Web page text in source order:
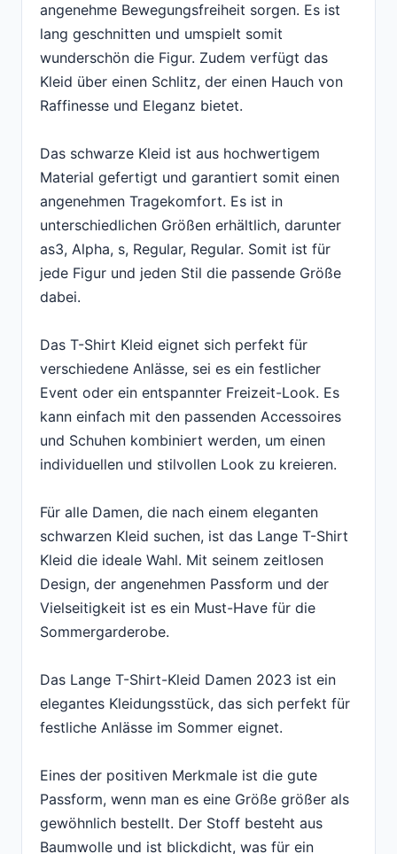
angenehme Bewegungsfreiheit sorgen. Es ist
lang geschnitten und umspielt somit
wunderschön die Figur. Zudem verfügt das
Kleid über einen Schlitz, der einen Hauch von
Raffinesse und Eleganz bietet.
Das schwarze Kleid ist aus hochwertigem
Material gefertigt und garantiert somit einen
angenehmen Tragekomfort. Es ist in
unterschiedlichen Größen erhältlich, darunter
as3, Alpha, s, Regular, Regular. Somit ist für
jede Figur und jeden Stil die passende Größe
dabei.
Das T-Shirt Kleid eignet sich perfekt für
verschiedene Anlässe, sei es ein festlicher
Event oder ein entspannter Freizeit-Look. Es
kann einfach mit den passenden Accessoires
und Schuhen kombiniert werden, um einen
individuellen und stilvollen Look zu kreieren.
Für alle Damen, die nach einem eleganten
schwarzen Kleid suchen, ist das Lange T-Shirt
Kleid die ideale Wahl. Mit seinem zeitlosen
Design, der angenehmen Passform und der
Vielseitigkeit ist es ein Must-Have für die
Sommergarderobe.
Das Lange T-Shirt-Kleid Damen 2023 ist ein
elegantes Kleidungsstück, das sich perfekt für
festliche Anlässe im Sommer eignet.
Eines der positiven Merkmale ist die gute
Passform, wenn man es eine Größe größer als
gewöhnlich bestellt. Der Stoff besteht aus
Baumwolle und ist blickdicht, was für ein